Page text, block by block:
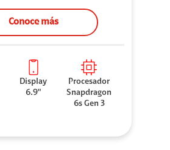
Conoce más
Display
6.9"
Procesador
Snapdragon
6s Gen 3